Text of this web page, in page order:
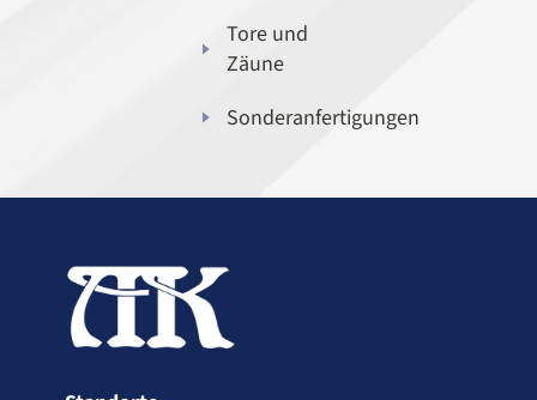
Tore und
Zäune
Sonderanfertigungen